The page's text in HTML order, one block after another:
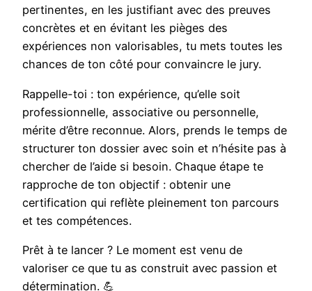
pertinentes, en les justifiant avec des preuves
concrètes et en évitant les pièges des
expériences non valorisables, tu mets toutes les
chances de ton côté pour convaincre le jury.
Rappelle-toi : ton expérience, qu’elle soit
professionnelle, associative ou personnelle,
mérite d’être reconnue. Alors, prends le temps de
structurer ton dossier avec soin et n’hésite pas à
chercher de l’aide si besoin. Chaque étape te
rapproche de ton objectif : obtenir une
certification qui reflète pleinement ton parcours
et tes compétences.
Prêt à te lancer ? Le moment est venu de
valoriser ce que tu as construit avec passion et
détermination. 💪